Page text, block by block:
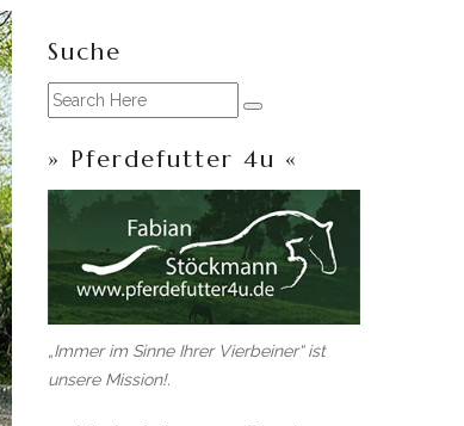
Suche
» Pferdefutter 4u «
„Immer im Sinne Ihrer Vierbeiner“ ist
unsere Mission!.